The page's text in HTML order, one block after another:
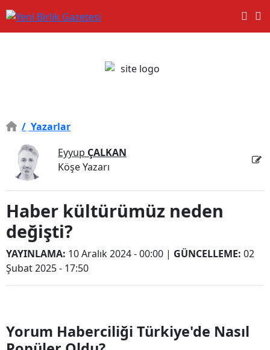
/ Yazarlar
Eyyup ÇALKAN
Köşe Yazarı
Haber kültürümüz neden
değişti?
YAYINLAMA: 10 Aralık 2024 - 00:00 | GÜNCELLEME: 02
Şubat 2025 - 17:50
Yorum Haberciliği Türkiye'de Nasıl